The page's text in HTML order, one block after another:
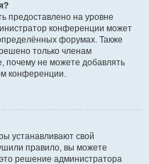
предоставлено на уровне
конференции может
форумах. Также
только членам
почему не можете добавлять
конференции.
устанавливают свой
правило, вы можете
решение администратора